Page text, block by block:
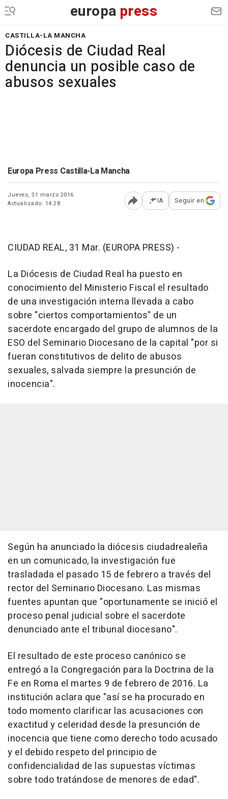
europa press
CASTILLA-LA MANCHA
Diócesis de Ciudad Real
denuncia un posible caso de
abusos sexuales
Europa Press Castilla-La Mancha
Jueves, 31 marzo 2016
Actualizado: 14:28
Abrir opciones para
IA Seguir en
CIUDAD REAL, 31 Mar. (EUROPA PRESS) -
La Diócesis de Ciudad Real ha puesto en
conocimiento del Ministerio Fiscal el resultado
de una investigación interna llevada a cabo
sobre "ciertos comportamientos" de un
sacerdote encargado del grupo de alumnos de la
ESO del Seminario Diocesano de la capital "por si
fueran constitutivos de delito de abusos
sexuales, salvada siempre la presunción de
inocencia".
Según ha anunciado la diócesis ciudadrealeña
en un comunicado, la investigación fue
trasladada el pasado 15 de febrero a través del
rector del Seminario Diocesano. Las mismas
fuentes apuntan que "oportunamente se inició el
proceso penal judicial sobre el sacerdote
denunciado ante el tribunal diocesano".
El resultado de este proceso canónico se
entregó a la Congregación para la Doctrina de la
Fe en Roma el martes 9 de febrero de 2016. La
institución aclara que "así se ha procurado en
todo momento clarificar las acusaciones con
exactitud y celeridad desde la presunción de
inocencia que tiene como derecho todo acusado
y el debido respeto del principio de
confidencialidad de las supuestas víctimas
sobre todo tratándose de menores de edad".